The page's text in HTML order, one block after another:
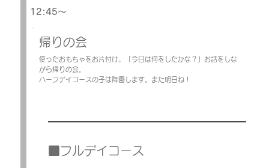
12:45～
帰りの会
使ったおもちゃをお片付け。「今日は何をしたかな？」お話をしな
がら帰りの会。
ハーフデイコースの子は降園します。また明日ね！
■フルデイコース